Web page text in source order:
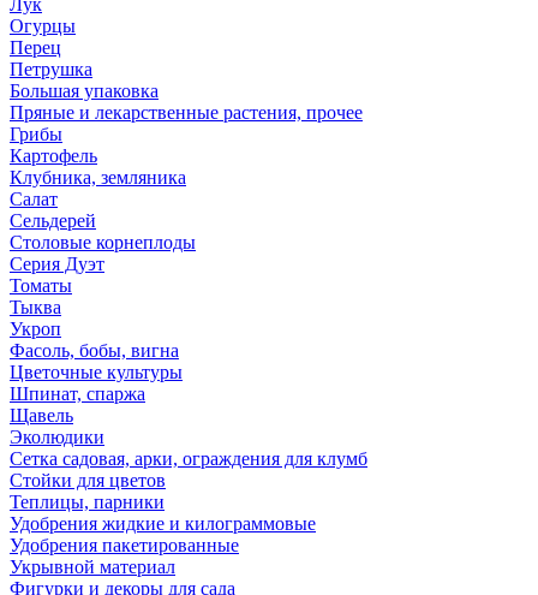
Лук
Огурцы
Перец
Петрушка
Большая упаковка
Пряные и лекарственные растения, прочее
Грибы
Картофель
Клубника, земляника
Салат
Сельдерей
Столовые корнеплоды
Серия Дуэт
Томаты
Тыква
Укроп
Фасоль, бобы, вигна
Цветочные культуры
Шпинат, спаржа
Щавель
Эколюдики
Сетка садовая, арки, ограждения для клумб
Стойки для цветов
Теплицы, парники
Удобрения жидкие и килограммовые
Удобрения пакетированные
Укрывной материал
Фигурки и декоры для сада